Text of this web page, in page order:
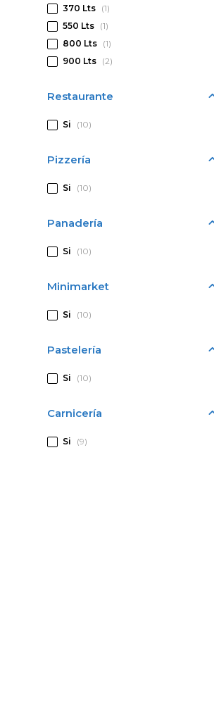
370 Lts (1)
550 Lts (1)
800 Lts (1)
900 Lts (2)
Restaurante
Si (10)
Pizzería
Si (10)
Panadería
Si (10)
Minimarket
Si (10)
Pastelería
Si (10)
Carnicería
Si (9)